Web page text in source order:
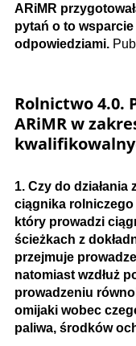
ARiMR
pytań o to wsparcie
odpowiedziami.
Rolnictwo 4.0.
ARiMR w
1. Czy do
ciągnika rolniczego
który prowadzi
ścieżkach z
przejmuje
natomiast wzdłuż
prowadzeniu
omijaki wobec
paliwa, środków